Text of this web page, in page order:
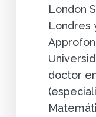
London
Londres
doctor